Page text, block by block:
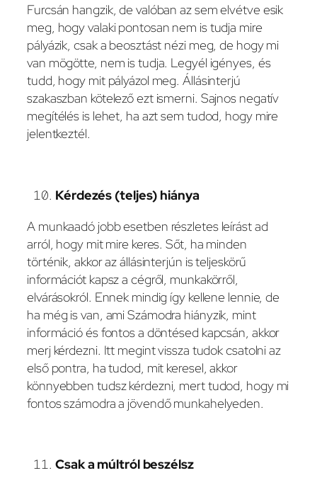
Furcsán hangzik, de valóban az sem elvétve esik
meg, hogy valaki pontosan nem is tudja mire
pályázik, csak a beosztást nézi meg, de hogy mi
van mögötte, nem is tudja. Legyél igényes, és
tudd, hogy mit pályázol meg. Állásinterjú
szakaszban kötelező ezt ismerni. Sajnos negatív
megítélés is lehet, ha azt sem tudod, hogy mire
jelentkeztél.
Kérdezés (teljes) hiánya
A munkaadó jobb esetben részletes leírást ad
arról, hogy mit mire keres. Sőt, ha minden
történik, akkor az állásinterjún is teljeskörű
információt kapsz a cégről, munkakörről,
elvárásokról. Ennek mindig így kellene lennie, de
ha még is van, ami Számodra hiányzik, mint
információ és fontos a döntésed kapcsán, akkor
merj kérdezni. Itt megint vissza tudok csatolni az
első pontra, ha tudod, mit keresel, akkor
könnyebben tudsz kérdezni, mert tudod, hogy mi
fontos számodra a jövendő munkahelyeden.
Csak a múltról beszélsz